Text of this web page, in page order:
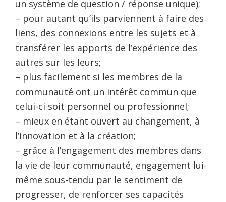
un système de question / réponse unique);
– pour autant qu’ils parviennent à faire des
liens, des connexions entre les sujets et à
transférer les apports de l’expérience des
autres sur les leurs;
– plus facilement si les membres de la
communauté ont un intérêt commun que
celui-ci soit personnel ou professionnel;
– mieux en étant ouvert au changement, à
l’innovation et à la création;
– grâce à l’engagement des membres dans
la vie de leur communauté, engagement lui-
même sous-tendu par le sentiment de
progresser, de renforcer ses capacités